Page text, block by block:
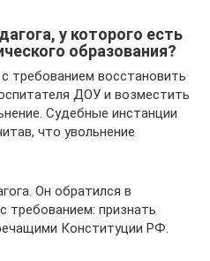
у которого есть
образования?
требованием восстановить
ДОУ и возместить
Судебные инстанции
что увольнение
Он обратился в
признать
Конституции РФ.